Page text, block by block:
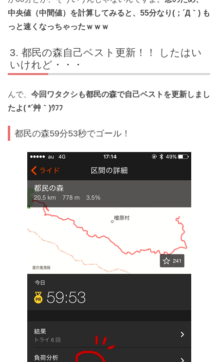
中央値（中間値）を計算してみると、55分なり(；´Д｀) も
っと速くなっちゃったｗｗｗ
都民の森自己ベスト更新！！ したはい
いけれど・・・
んで、 今回ワタクシも都民の森で自己ベストを更新しまし
たよ( *´艸｀)ｳﾌﾌ
都民の森59分53秒でゴール！